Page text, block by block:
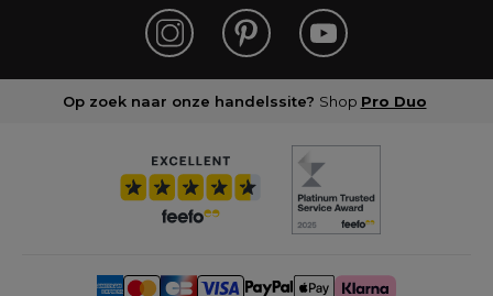
Op zoek naar onze handelssite? Shop Pro Duo